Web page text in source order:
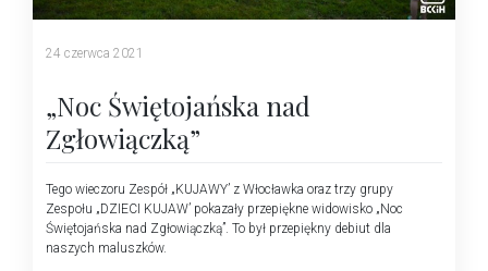
24 czerwca 2021
„Noc Świętojańska nad
Zgłowiączką”
Tego wieczoru Zespół „KUJAWY’ z Włocławka oraz trzy grupy
Zespołu „DZIECI KUJAW’ pokazały przepiękne widowisko „Noc
Świętojańska nad Zgłowiączką”. To był przepiękny debiut dla
naszych maluszków.